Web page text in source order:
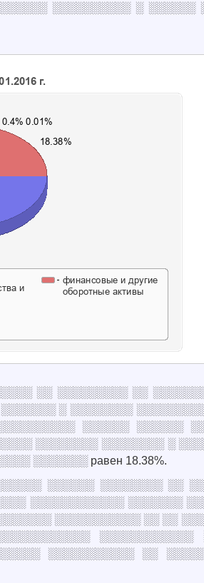
░░░░░░░░░░ ░ ░░░░░░
░░ ░░░░░░░░░ ░░
░ ░░░░░░░░
░░░░░░ ░░░░░░
░░░░░░░░ ░░░░░░░░ ░
░░░░░░░ равен 18.38%.
░░░░░░ ░░░░░░░░ ░░
░░░░░░░░░░░░ ░░░░░░░
░░░░░░░░░░░ ░░ ░░
░░░░░░░░░░░░
░░░░░░░░░░░ ░░